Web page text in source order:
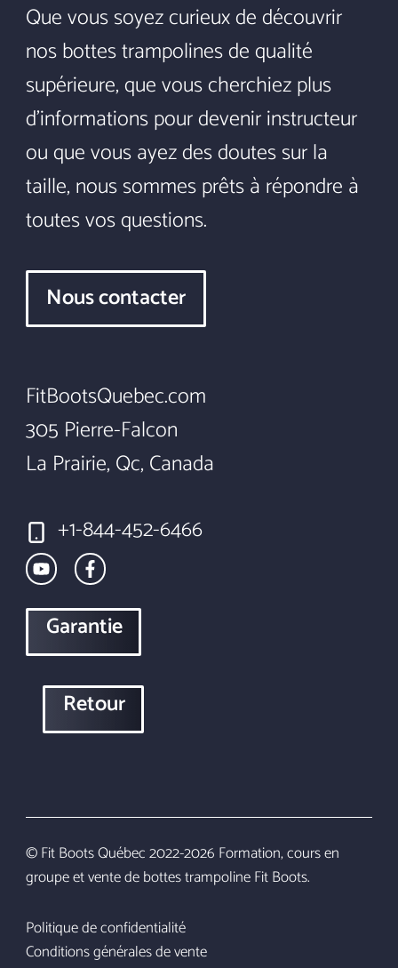
Que vous soyez curieux de découvrir
nos bottes trampolines de qualité
supérieure, que vous cherchiez plus
d'informations pour devenir instructeur
ou que vous ayez des doutes sur la
taille, nous sommes prêts à répondre à
toutes vos questions.
Nous contacter
FitBootsQuebec.com
305 Pierre-Falcon
La Prairie, Qc, Canada
+1-844-452-6466
Garantie
Retour
© Fit Boots Québec 2022-2026 Formation, cours en
groupe et vente de bottes trampoline Fit Boots.
Politique de confidentialité
Conditions générales de vente
Item added to cart.